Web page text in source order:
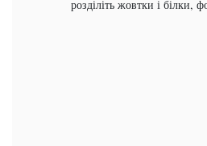
розділіть жовтки і білки,